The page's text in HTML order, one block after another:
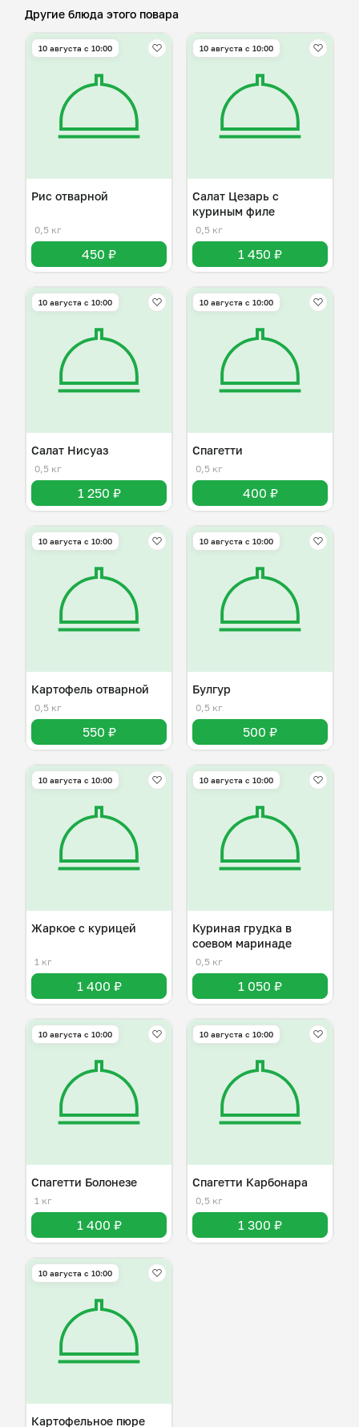
Другие блюда этого повара
10 августа с 10:00
Рис отварной
0,5 кг
450 ₽
10 августа с 10:00
Салат Цезарь с
куриным филе
0,5 кг
1 450 ₽
10 августа с 10:00
Салат Нисуаз
0,5 кг
1 250 ₽
10 августа с 10:00
Спагетти
0,5 кг
400 ₽
10 августа с 10:00
Картофель отварной
0,5 кг
550 ₽
10 августа с 10:00
Булгур
0,5 кг
500 ₽
10 августа с 10:00
Жаркое с курицей
1 кг
1 400 ₽
10 августа с 10:00
Куриная грудка в
соевом маринаде
0,5 кг
1 050 ₽
10 августа с 10:00
Спагетти Болонезе
1 кг
1 400 ₽
10 августа с 10:00
Спагетти Карбонара
0,5 кг
1 300 ₽
10 августа с 10:00
Картофельное пюре